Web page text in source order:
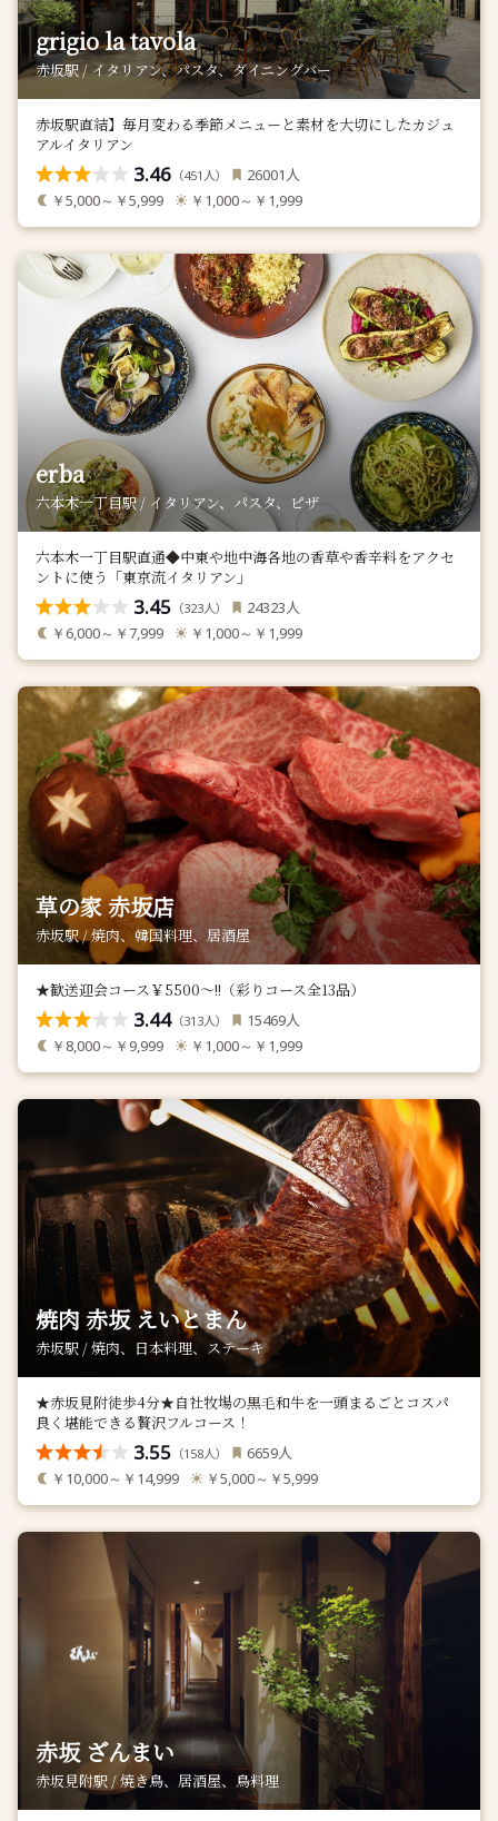
grigio la tavola
赤坂駅 / イタリアン、パスタ、ダイニングバー
赤坂駅直結】毎月変わる季節メニューと素材を大切にしたカジュ
アルイタリアン
3.46 （451 人） 26001 人
￥5,000～￥5,999 ￥1,000～￥1,999
erba
六本木一丁目駅 / イタリアン、パスタ、ピザ
六本木一丁目駅直通◆中東や地中海各地の香草や香辛料をアクセ
ントに使う「東京流イタリアン」
3.45 （323人） 24323人
￥6,000～￥7,999 ￥1,000～￥1,999
草の家 赤坂店
赤坂駅 / 焼肉、韓国料理、居酒屋
★歓送迎会コース￥5500～!!（彩りコース全13品）
3.44（313人） 15469人
￥8,000～￥9,999 ￥1,000～￥1,999
焼肉 赤坂 えいとまん
赤坂駅 / 焼肉、日本料理、ステーキ
★赤坂見附徒歩4分★自社牧場の黒毛和牛を一頭まるごとコスパ
良く堪能できる贅沢フルコース！
3.55 （158人） 6659人
￥10,000～￥14,999 ￥5,000～￥5,999
赤坂 ざんまい
赤坂見附駅 / 焼き鳥、居酒屋、鳥料理